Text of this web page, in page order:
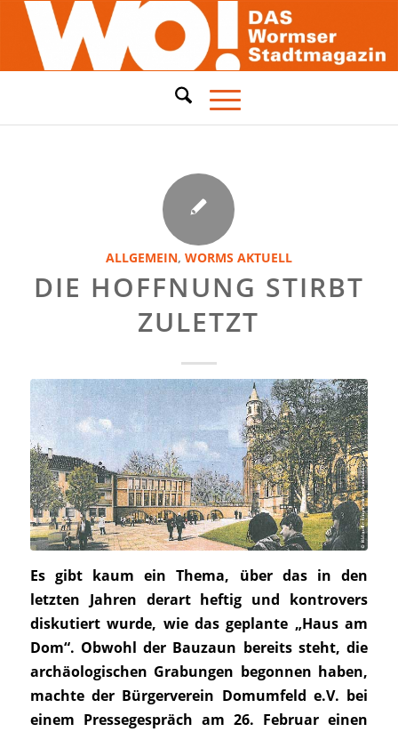
ALLGEMEIN, WORMS AKTUELL
DIE HOFFNUNG STIRBT
ZULETZT
Es gibt kaum ein Thema, über das in den
letzten Jahren derart heftig und kontrovers
diskutiert wurde, wie das geplante „Haus am
Dom“. Obwohl der Bauzaun bereits steht, die
archäologischen Grabungen begonnen haben,
machte der Bürgerverein Domumfeld e.V. bei
einem Pressegespräch am 26. Februar einen